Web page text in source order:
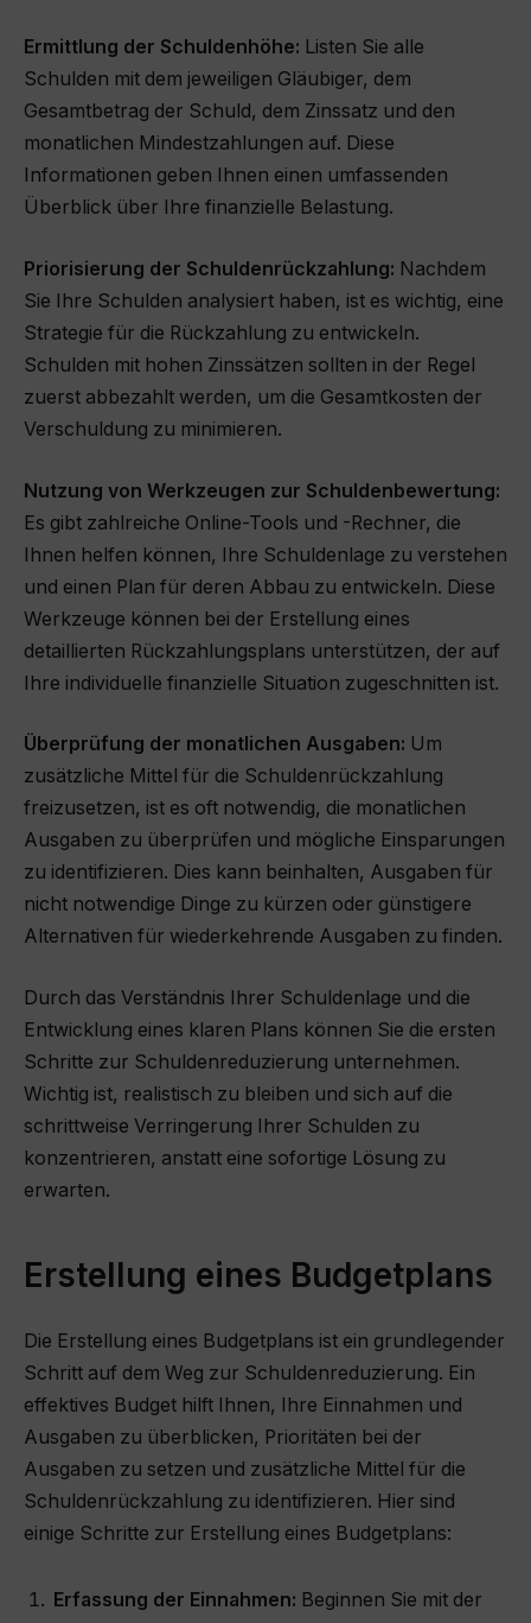
Ermittlung der Schuldenhöhe: Listen Sie alle
Schulden mit dem jeweiligen Gläubiger, dem
Gesamtbetrag der Schuld, dem Zinssatz und den
monatlichen Mindestzahlungen auf. Diese
Informationen geben Ihnen einen umfassenden
Überblick über Ihre finanzielle Belastung.
Priorisierung der Schuldenrückzahlung: Nachdem
Sie Ihre Schulden analysiert haben, ist es wichtig, eine
Strategie für die Rückzahlung zu entwickeln.
Schulden mit hohen Zinssätzen sollten in der Regel
zuerst abbezahlt werden, um die Gesamtkosten der
Verschuldung zu minimieren.
Nutzung von Werkzeugen zur Schuldenbewertung:
Es gibt zahlreiche Online-Tools und -Rechner, die
Ihnen helfen können, Ihre Schuldenlage zu verstehen
und einen Plan für deren Abbau zu entwickeln. Diese
Werkzeuge können bei der Erstellung eines
detaillierten Rückzahlungsplans unterstützen, der auf
Ihre individuelle finanzielle Situation zugeschnitten ist.
Überprüfung der monatlichen Ausgaben: Um
zusätzliche Mittel für die Schuldenrückzahlung
freizusetzen, ist es oft notwendig, die monatlichen
Ausgaben zu überprüfen und mögliche Einsparungen
zu identifizieren. Dies kann beinhalten, Ausgaben für
nicht notwendige Dinge zu kürzen oder günstigere
Alternativen für wiederkehrende Ausgaben zu finden.
Durch das Verständnis Ihrer Schuldenlage und die
Entwicklung eines klaren Plans können Sie die ersten
Schritte zur Schuldenreduzierung unternehmen.
Wichtig ist, realistisch zu bleiben und sich auf die
schrittweise Verringerung Ihrer Schulden zu
konzentrieren, anstatt eine sofortige Lösung zu
erwarten.
Erstellung eines Budgetplans
Die Erstellung eines Budgetplans ist ein grundlegender
Schritt auf dem Weg zur Schuldenreduzierung. Ein
effektives Budget hilft Ihnen, Ihre Einnahmen und
Ausgaben zu überblicken, Prioritäten bei der
Ausgaben zu setzen und zusätzliche Mittel für die
Schuldenrückzahlung zu identifizieren. Hier sind
einige Schritte zur Erstellung eines Budgetplans:
Erfassung der Einnahmen: Beginnen Sie mit der